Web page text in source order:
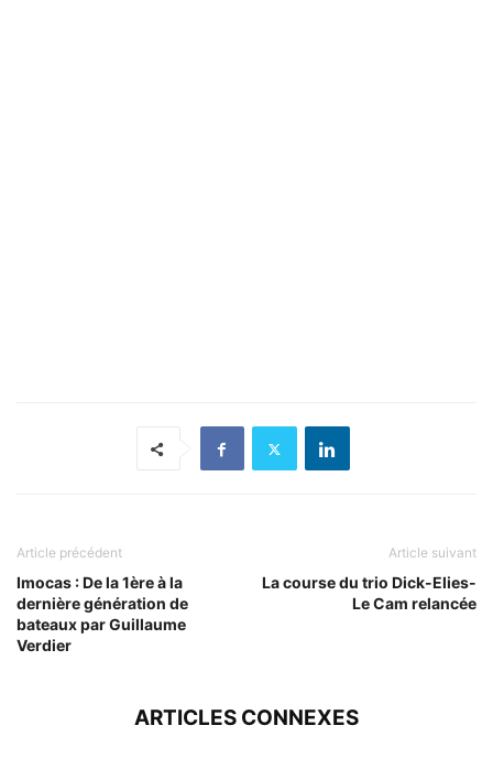
Article précédent
Imocas : De la 1ère à la
dernière génération de
bateaux par Guillaume
Verdier
Article suivant
La course du trio Dick-Elies-
Le Cam relancée
ARTICLES CONNEXES